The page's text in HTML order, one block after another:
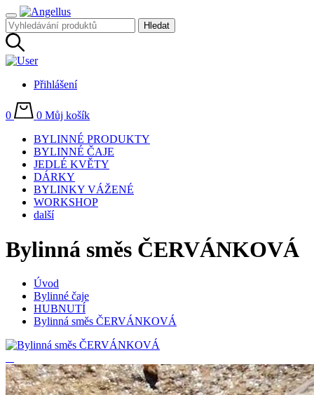
Přihlášení
0 0 Můj košík
BYLINNÉ PRODUKTY
BYLINNÉ ČAJE
JEDLÉ KVĚTY
DÁRKY
BYLINKY VÁŽENÉ
WORKSHOP
další
Bylinná směs ČERVÁNKOVÁ
Úvod
Bylinné čaje
HUBNUTÍ
Bylinná směs ČERVÁNKOVÁ